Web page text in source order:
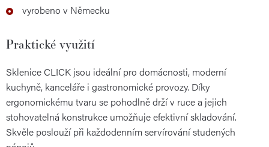
vyrobeno v Německu
Praktické využití
Sklenice CLICK jsou ideální pro domácnosti, moderní
kuchyně, kanceláře i gastronomické provozy. Díky
ergonomickému tvaru se pohodlně drží v ruce a jejich
stohovatelná konstrukce umožňuje efektivní skladování.
Skvěle poslouží při každodenním servírování studených